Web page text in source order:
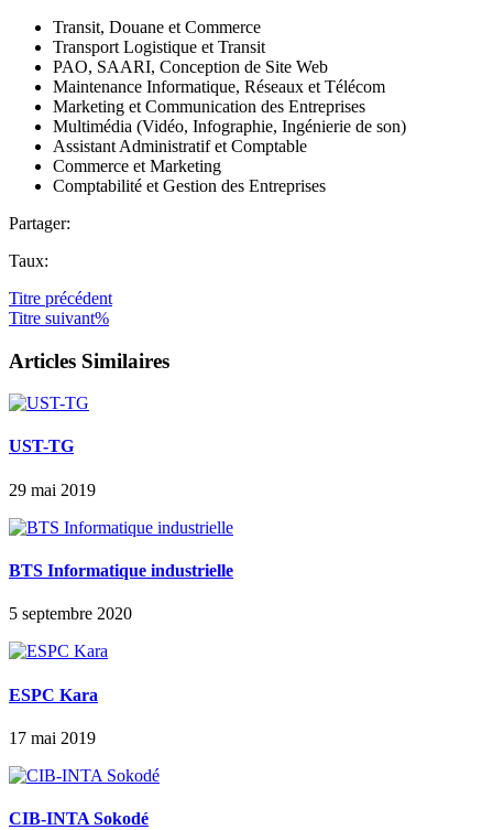
Transit, Douane et Commerce
Transport Logistique et Transit
PAO, SAARI, Conception de Site Web
Maintenance Informatique, Réseaux et Télécom
Marketing et Communication des Entreprises
Multimédia (Vidéo, Infographie, Ingénierie de son)
Assistant Administratif et Comptable
Commerce et Marketing
Comptabilité et Gestion des Entreprises
Partager:
Taux:
Titre précédent
Titre suivant%
Articles Similaires
UST-TG
29 mai 2019
BTS Informatique industrielle
5 septembre 2020
ESPC Kara
17 mai 2019
CIB-INTA Sokodé